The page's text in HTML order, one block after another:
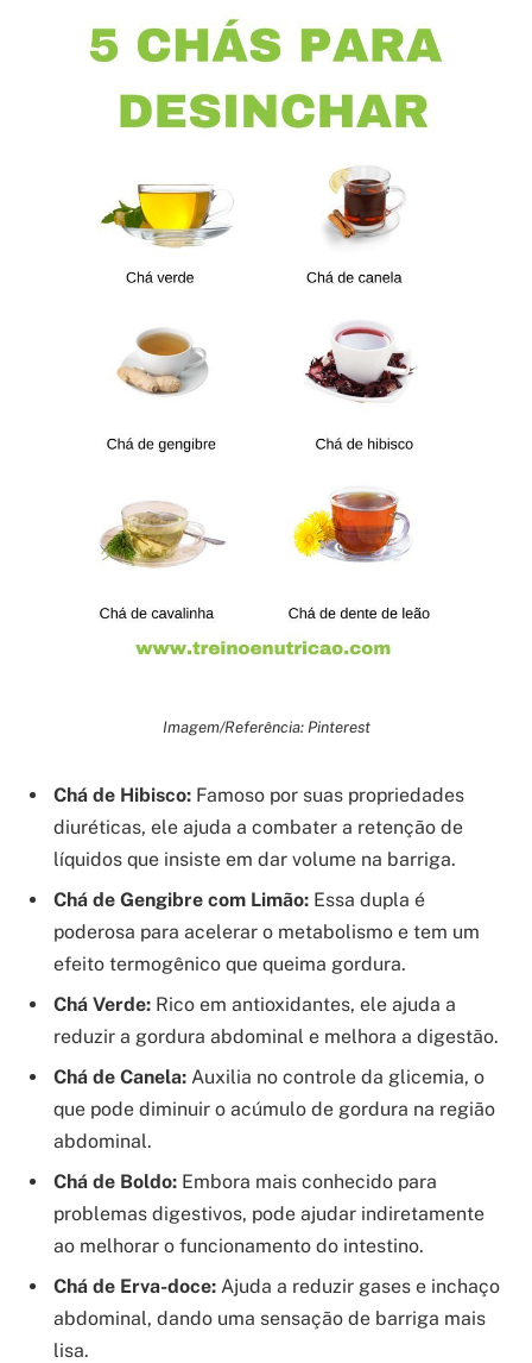
Imagem/Referência: Pinterest
Chá de Hibisco: Famoso por suas propriedades
diuréticas, ele ajuda a combater a retenção de
líquidos que insiste em dar volume na barriga.
Chá de Gengibre com Limão: Essa dupla é
poderosa para acelerar o metabolismo e tem um
efeito termogênico que queima gordura.
Chá Verde: Rico em antioxidantes, ele ajuda a
reduzir a gordura abdominal e melhora a digestão.
Chá de Canela: Auxilia no controle da glicemia, o
que pode diminuir o acúmulo de gordura na região
abdominal.
Chá de Boldo: Embora mais conhecido para
problemas digestivos, pode ajudar indiretamente
ao melhorar o funcionamento do intestino.
Chá de Erva-doce: Ajuda a reduzir gases e inchaço
abdominal, dando uma sensação de barriga mais
lisa.